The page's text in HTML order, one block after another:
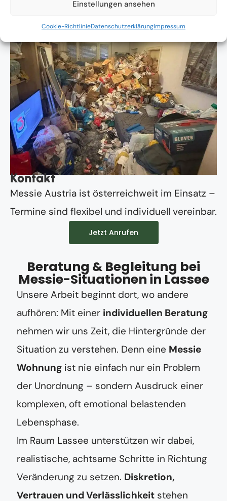
Einstellungen ansehen
Cookie-RichtlinieDatenschutzerklärungImpressum
Kontakt
Messie Austria ist österreichweit im Einsatz –
Termine sind flexibel und individuell vereinbar.
Jetzt Anrufen
Beratung & Begleitung bei
Messie-Situationen in Lassee
Unsere Arbeit beginnt dort, wo andere
aufhören: Mit einer individuellen Beratung
nehmen wir uns Zeit, die Hintergründe der
Situation zu verstehen. Denn eine Messie
Wohnung ist nie einfach nur ein Problem
der Unordnung – sondern Ausdruck einer
komplexen, oft emotional belastenden
Lebensphase.
Im Raum Lassee unterstützen wir dabei,
realistische, achtsame Schritte in Richtung
Veränderung zu setzen. Diskretion,
Vertrauen und Verlässlichkeit stehen